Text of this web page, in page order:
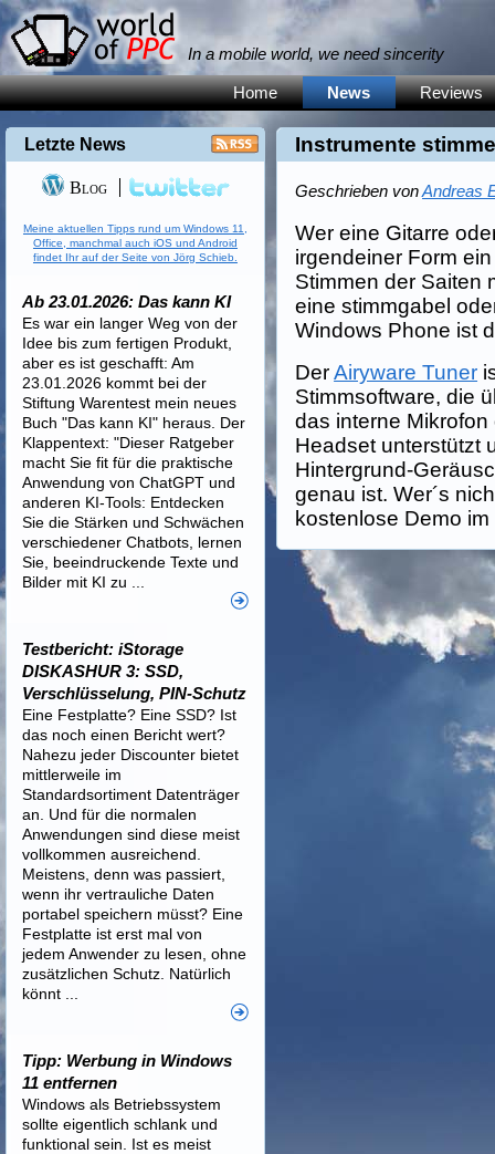
In a mobile world, we need sincerity
Home News Reviews
Instrumente
Geschrieben vonAndreas
Wer eine Gitarre
irgendeiner Form
Stimmen der Saiten
eine stimmgabel
Windows Phone ist
DerAiryware Tuner
Stimmsoftware, die
das interne
Headset unterstützt
Hintergrund-
genau ist. Wer´s
kostenlose Demo
Letzte News
Blog
Meine aktuellen Tipps rund um Windows 11,
Office, manchmal auch iOS und Android
findet Ihr auf der Seite von Jörg Schieb.
Ab 23.01.2026: Das kann KI
Es war ein langer Weg von der
Idee bis zum fertigen Produkt,
aber es ist geschafft: Am
23.01.2026 kommt bei der
Stiftung Warentest mein neues
Buch "Das kann KI" heraus. Der
Klappentext: "Dieser Ratgeber
macht Sie fit für die praktische
Anwendung von ChatGPT und
anderen KI-Tools: Entdecken
Sie die Stärken und Schwächen
verschiedener Chatbots, lernen
Sie, beeindruckende Texte und
Bilder mit KI zu ...
Testbericht: iStorage
DISKASHUR 3: SSD,
Verschlüsselung, PIN-Schutz
Eine Festplatte? Eine SSD? Ist
das noch einen Bericht wert?
Nahezu jeder Discounter bietet
mittlerweile im
Standardsortiment Datenträger
an. Und für die normalen
Anwendungen sind diese meist
vollkommen ausreichend.
Meistens, denn was passiert,
wenn ihr vertrauliche Daten
portabel speichern müsst? Eine
Festplatte ist erst mal von
jedem Anwender zu lesen, ohne
zusätzlichen Schutz. Natürlich
könnt ...
Tipp: Werbung in Windows
11 entfernen
Windows als Betriebssystem
sollte eigentlich schlank und
funktional sein. Ist es meist